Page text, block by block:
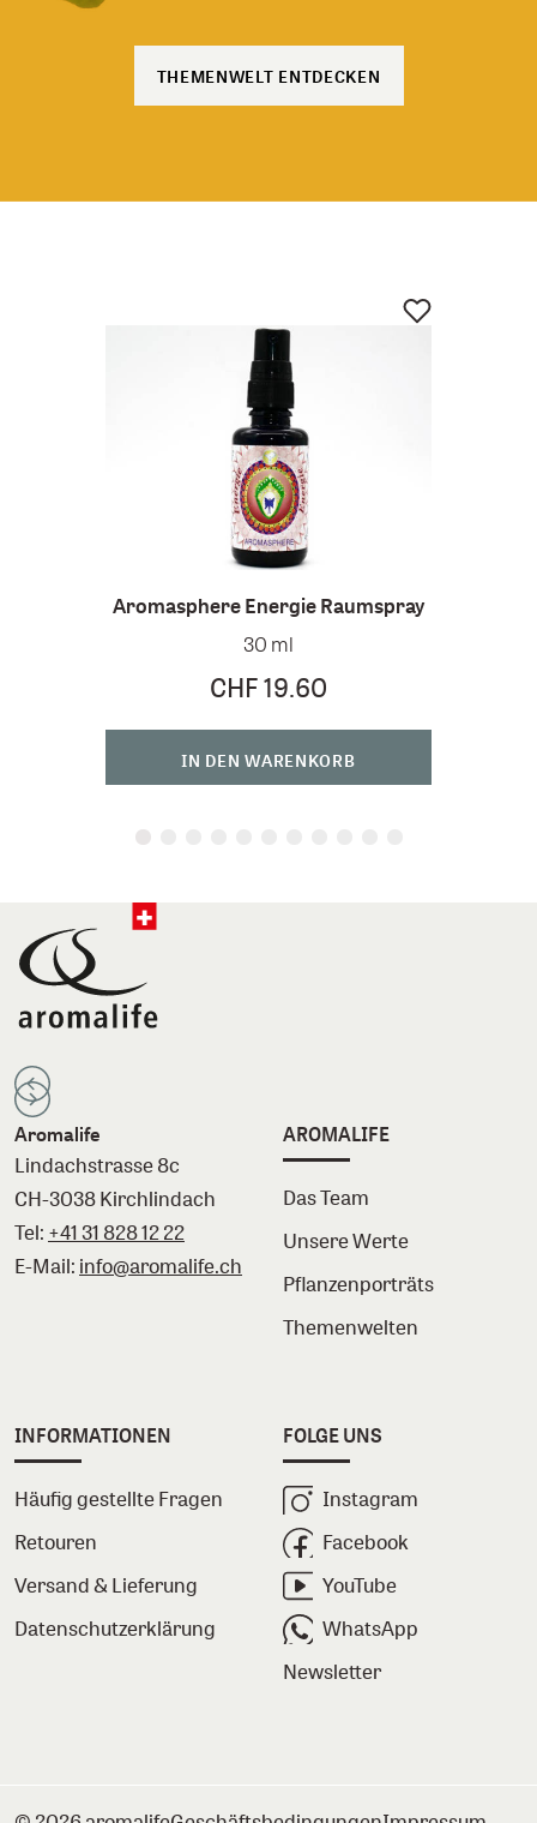
THEMENWELT ENTDECKEN
Aromasphere Energie Raumspray
30 ml
CHF 19.60
IN DEN WARENKORB
Aromalife
Lindachstrasse 8c
CH-3038 Kirchlindach
Tel: +41 31 828 12 22
E-Mail: info@aromalife.ch
AROMALIFE
Das Team
Unsere Werte
Pflanzenporträts
Themenwelten
INFORMATIONEN
Häufig gestellte Fragen
Retouren
Versand & Lieferung
Datenschutzerklärung
FOLGE UNS
Instagram
Facebook
YouTube
WhatsApp
Newsletter